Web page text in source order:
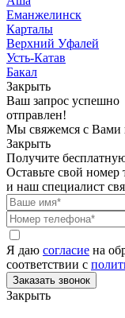
Еманжелинск
Карталы
Верхний Уфалей
Усть-Катав
Бакал
Закрыть
Ваш запрос успешно
отправлен!
Мы свяжемся с Вами
Закрыть
Получите
Оставьте свой номер
и наш специалист
Я даю согласие на
соответствии с
Закрыть